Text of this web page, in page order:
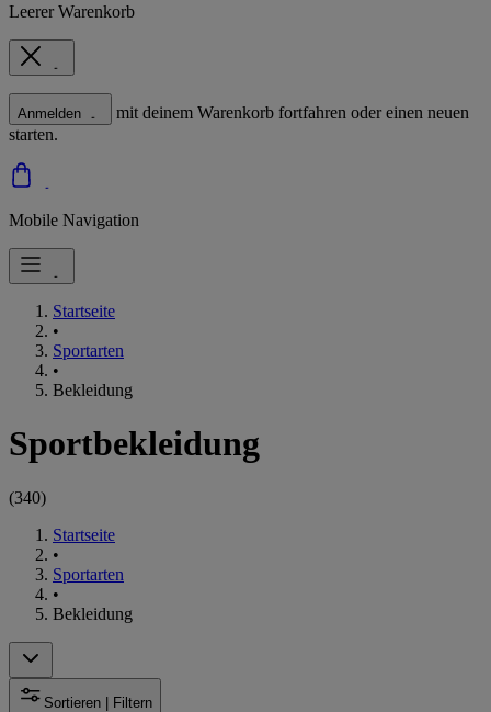
Leerer Warenkorb
Anmelden
mit deinem Warenkorb fortfahren oder einen neuen
starten.
Mobile Navigation
Startseite
•
Sportarten
•
Bekleidung
Sportbekleidung
(340)
Startseite
•
Sportarten
•
Bekleidung
Sortieren | Filtern